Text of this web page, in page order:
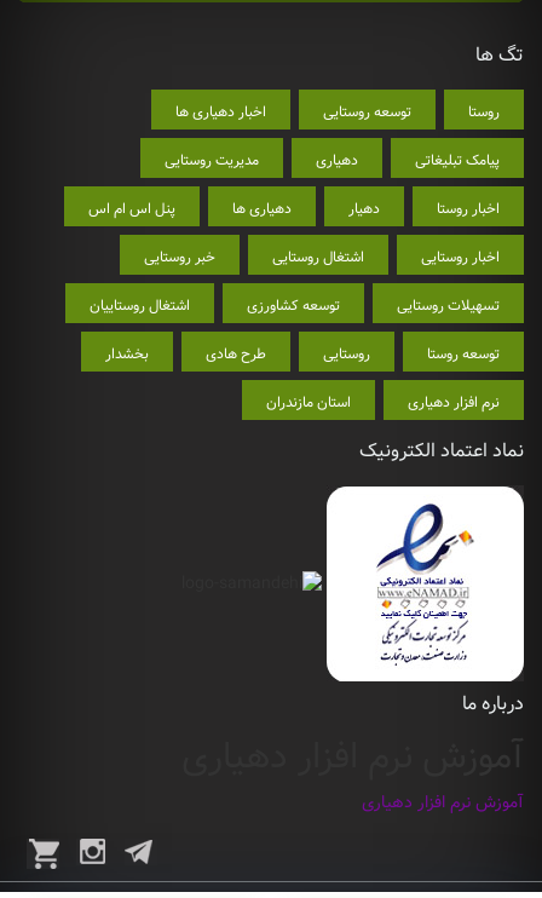
تگ ها
روستا توسعه روستایی اخبار دهیاری ها
پیامک تبلیغاتی دهیاری مدیریت روستایی
اخبار روستا دهیار دهیاری ها پنل اس ام اس
اخبار روستایی اشتغال روستایی خبر روستایی
تسهیلات روستایی توسعه کشاورزی اشتغال روستاییان
توسعه روستا روستایی طرح هادی بخشدار
نرم افزار دهیاری استان مازندران
نماد اعتماد الکترونیک
درباره ما
آموزش نرم افزار دهیاری